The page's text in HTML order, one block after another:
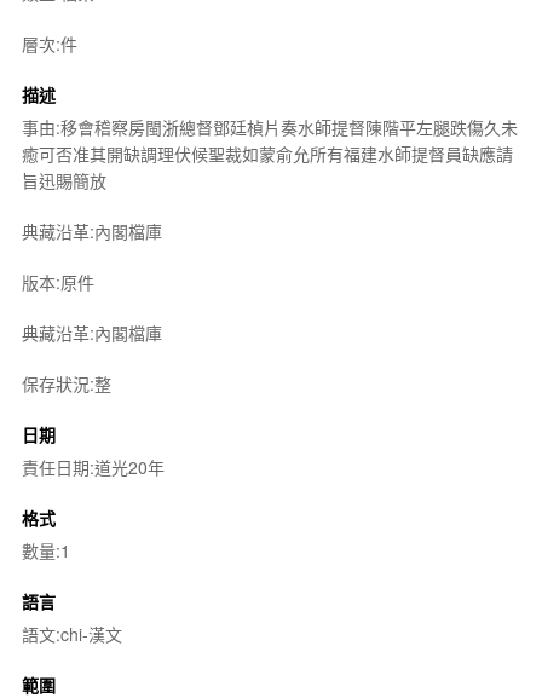
層次:件
描述
事由:移會稽察房閩浙總督鄧廷楨片奏水師提督陳階平左腿跌傷久未
癒可否准其開缺調理伏候聖裁如蒙俞允所有福建水師提督員缺應請
旨迅賜簡放
典藏沿革:內閣檔庫
版本:原件
典藏沿革:內閣檔庫
保存狀況:整
日期
責任日期:道光20年
格式
數量:1
語言
語文:chi-漢文
範圍